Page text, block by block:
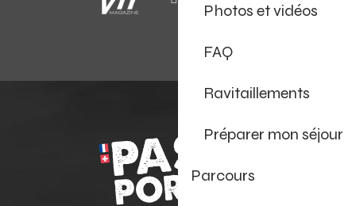
Photos et vidéos
FAQ
Ravitaillements
Préparer mon séjour
Parcours